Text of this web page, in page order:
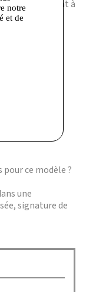
permettant à
d’humidité
aux
cuir souple
ce modèle ?
une
signature de
notre
et de